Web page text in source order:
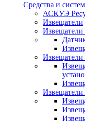
Средства и
АСКУЭ
Извещатели
Извещатели